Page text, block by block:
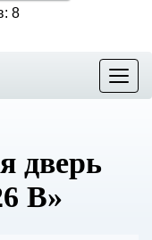
8
Меню
дверь
В»